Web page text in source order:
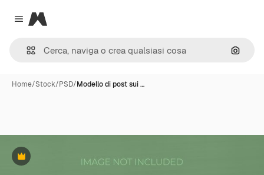
Close menu
Magnific
Cerca
Home/Stock/PSD/Modello di post sui …
Premium